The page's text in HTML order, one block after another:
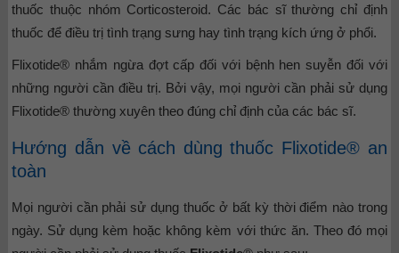
thuốc thuộc nhóm Corticosteroid. Các bác sĩ thường chỉ định
thuốc để điều trị tình trạng sưng hay tình trạng kích ứng ở phổi.
Flixotide® nhắm ngừa đợt cấp đối với bệnh hen suyễn đối với
những người cần điều trị. Bởi vậy, mọi người cần phải sử dụng
Flixotide® thường xuyên theo đúng chỉ định của các bác sĩ.
Hướng dẫn về cách dùng thuốc Flixotide® an
toàn
Mọi người cần phải sử dụng thuốc ở bất kỳ thời điểm nào trong
ngày. Sử dụng kèm hoặc không kèm với thức ăn. Theo đó mọi